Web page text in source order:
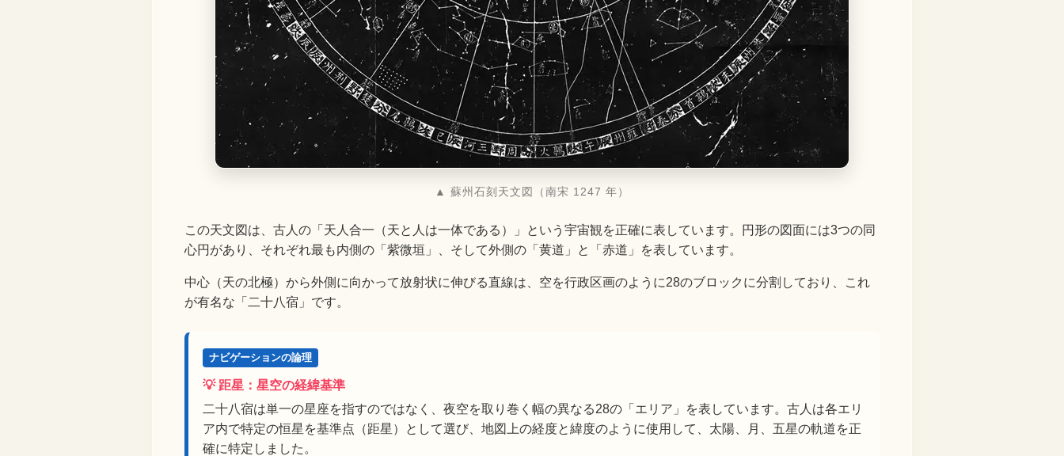
▲ 蘇州石刻天文図（南宋 1247 年）
この天文図は、古人の「天人合一（天と人は一体である）」という宇宙観を正確に表しています。円形の図面には3つの同
心円があり、それぞれ最も内側の「紫微垣」、そして外側の「黄道」と「赤道」を表しています。
中心（天の北極）から外側に向かって放射状に伸びる直線は、空を行政区画のように28のブロックに分割しており、これ
が有名な「二十八宿」です。
ナビゲーションの論理
💡 距星：星空の経緯基準
二十八宿は単一の星座を指すのではなく、夜空を取り巻く幅の異なる28の「エリア」を表しています。古人は各エリ
ア内で特定の恒星を基準点（距星）として選び、地図上の経度と緯度のように使用して、太陽、月、五星の軌道を正
確に特定しました。